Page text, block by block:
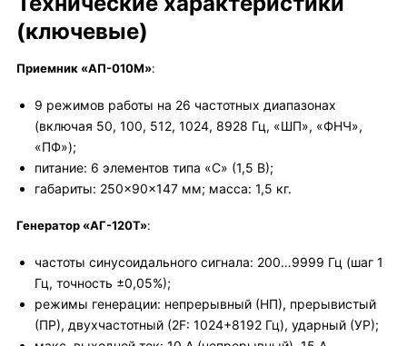
(ключевые)
Приемник «АП-010М»:
9 режимов работы на 26 частотных диапазонах
(включая 50, 100, 512, 1024, 8928 Гц, «ШП», «ФНЧ»,
«ПФ»);
питание: 6 элементов типа «С» (1,5 В);
габариты: 250×90×147 мм; масса: 1,5 кг.
Генератор «АГ-120Т»:
частоты синусоидального сигнала: 200…9999 Гц (шаг 1
Гц, точность ±0,05%);
режимы генерации: непрерывный (НП), прерывистый
(ПР), двухчастотный (2F: 1024+8192 Гц), ударный (УР);